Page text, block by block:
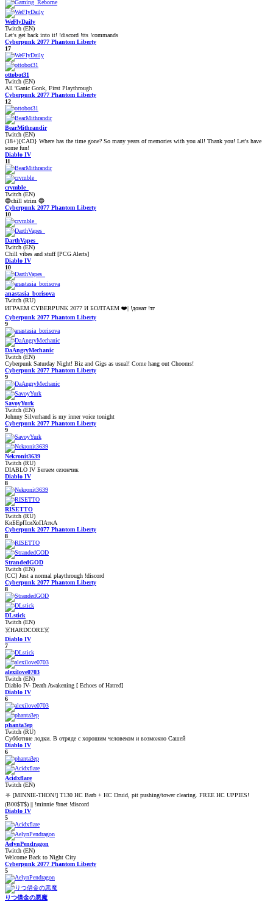
WeFlyDaily
Twitch (EN)
Let's get back into it! !discord !tts !commands
Cyberpunk 2077 Phantom Liberty
17
ottobot31
Twitch (EN)
All 'Ganic Gonk, First Playthrough
Cyberpunk 2077 Phantom Liberty
12
BearMithrandir
Twitch (EN)
(18+){CAD} Where has the time gone? So many years of memories with you all! Thank you! Let's have
some fun!
Diablo IV
11
crvmble_
Twitch (EN)
🔵chill strim 🔵
Cyberpunk 2077 Phantom Liberty
10
DarthVapes_
Twitch (EN)
Chill vibes and stuff [PCG Alerts]
Diablo IV
10
anastasia_borisova
Twitch (RU)
ИГРАЕМ CYBERPUNK 2077 И БОЛТАЕМ ❤️| !донат !тг
Cyberpunk 2077 Phantom Liberty
9
DaAngryMechanic
Twitch (EN)
Cyberpunk Saturday Night! Biz and Gigs as usual! Come hang out Chooms!
Cyberpunk 2077 Phantom Liberty
9
SavoyYurk
Twitch (EN)
Johnny Silverhand is my inner voice tonight
Cyberpunk 2077 Phantom Liberty
9
Nekronit3639
Twitch (RU)
DIABLO IV Бегаем сезончик
Diablo IV
8
RISETTO
Twitch (RU)
КиБЕрПсиХоПАткА
Cyberpunk 2077 Phantom Liberty
8
StrandedGOD
Twitch (EN)
[CC] Just a normal playthrough !discord
Cyberpunk 2077 Phantom Liberty
8
DLstick
Twitch (EN)
☠️HARDCORE☠️
Diablo IV
7
alexilove0703
Twitch (EN)
Diablo IV- Death Awakening [ Echoes of Hatred]
Diablo IV
6
phanta3ep
Twitch (RU)
Субботние лодки. В отряде с хорошим человеком и возможно Сашей
Diablo IV
6
Acidxflare
Twitch (EN)
⛧ [MINNIE-THON!] T130 HC Barb + HC Druid, pit pushing/tower clearing. FREE HC UPPIES!
(B00$T$) || !minnie !bnet !discord
Diablo IV
5
AelynPendragon
Twitch (EN)
Welcome Back to Night City
Cyberpunk 2077 Phantom Liberty
5
りつ借金の悪魔